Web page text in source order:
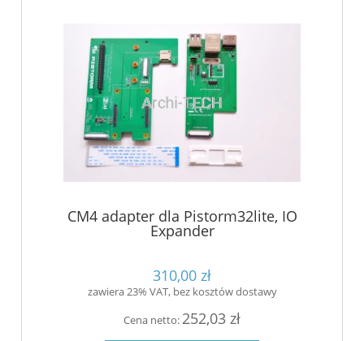
CM4 adapter dla Pistorm32lite, IO
Expander
310,00 zł
zawiera 23% VAT, bez kosztów dostawy
Cena netto: 252,03 zł